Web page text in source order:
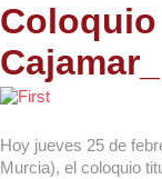
Cajamar_
Hoy jueves 25 de
Murcia), el coloquio